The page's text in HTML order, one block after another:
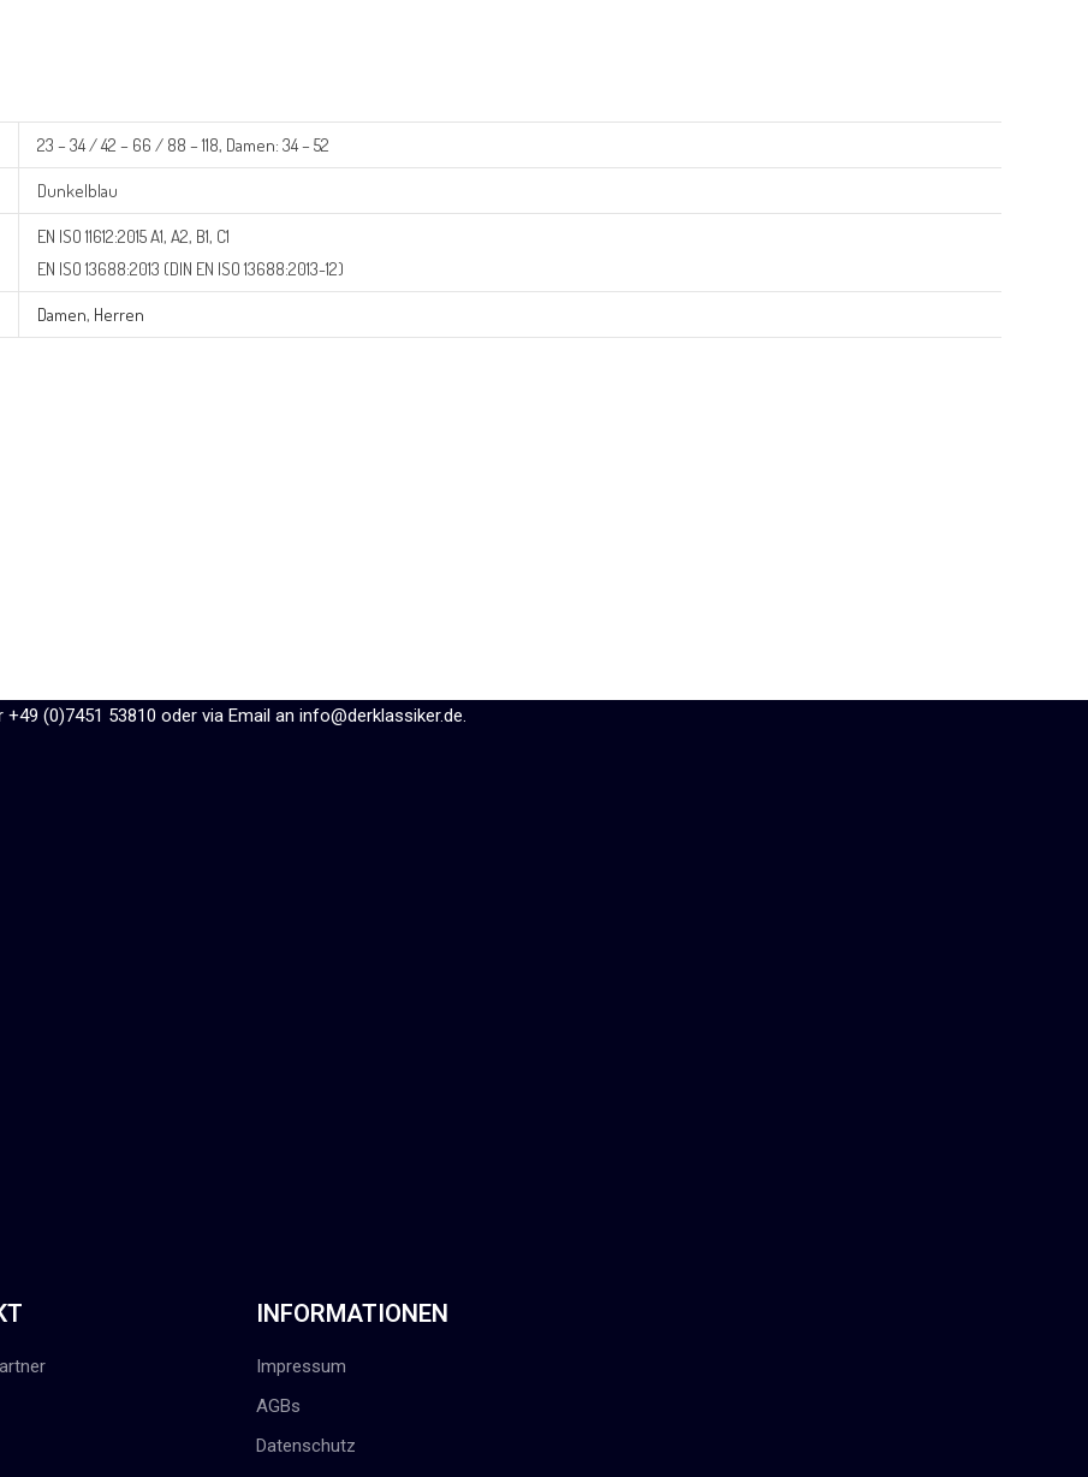
23 – 34 / 42 – 66 / 88 – 118, Damen: 34 – 52
Dunkelblau
EN ISO 11612:2015 A1, A2, B1, C1
EN ISO 13688:2013 (DIN EN ISO 13688:2013-12)
Damen, Herren
(0)7451 53810 oder via Email an info@derklassiker.de.
INFORMATIONEN
Impressum
AGBs
Datenschutz